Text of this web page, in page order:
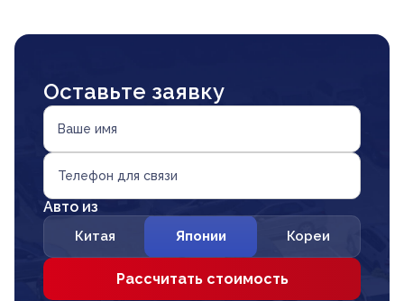
Оставьте заявку
Ваше имя
Телефон для связи
Авто из
Китая Японии Кореи
Рассчитать стоимость